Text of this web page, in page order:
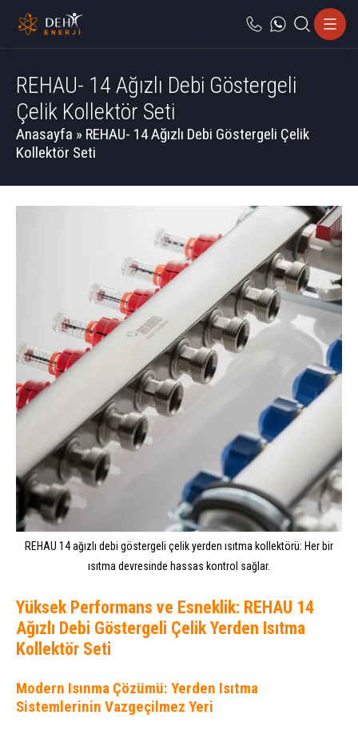
REHAU- 14 Ağızlı Debi Göstergeli
Çelik Kollektör Seti
Anasayfa » REHAU- 14 Ağızlı Debi Göstergeli Çelik
Kollektör Seti
REHAU 14 ağızlı debi göstergeli çelik yerden ısıtma kollektörü: Her bir
ısıtma devresinde hassas kontrol sağlar.
Yüksek Performans ve Esneklik: REHAU 14
Ağızlı Debi Göstergeli Çelik Yerden Isıtma
Kollektör Seti
Modern Isınma Çözümü: Yerden Isıtma
Sistemlerinin Vazgeçilmez Yeri